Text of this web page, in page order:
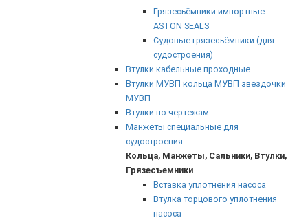
Грязесъёмники импортные
ASTON SEALS
Судовые грязесъёмники (для
судостроения)
Втулки кабельные проходные
Втулки МУВП кольца МУВП звездочки
МУВП
Втулки по чертежам
Манжеты специальные для
судостроения
Кольца, Манжеты, Сальники, Втулки,
Грязесъемники
Вставка уплотнения насоса
Втулка торцового уплотнения
насоса